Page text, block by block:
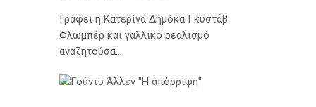
Γράφει η Κατερίνα Δημόκα Γκυστάβ
Φλωμπέρ και γαλλικό ρεαλισμό
αναζητούσα.…